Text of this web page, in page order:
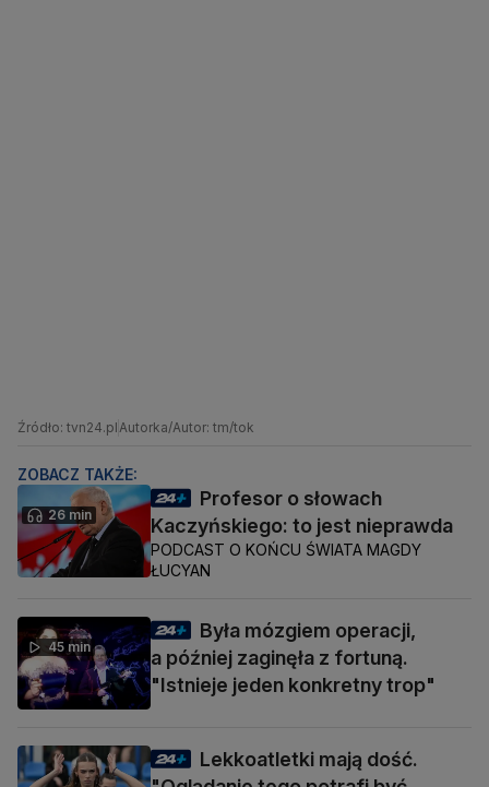
Źródło: tvn24.plAutorka/Autor: tm/tok
ZOBACZ TAKŻE:
26 min
Profesor o słowach
Kaczyńskiego: to jest nieprawda
PODCAST O KOŃCU ŚWIATA MAGDY
ŁUCYAN
45 min
Była mózgiem operacji,
a później zaginęła z fortuną.
"Istnieje jeden konkretny trop"
Lekkoatletki mają dość.